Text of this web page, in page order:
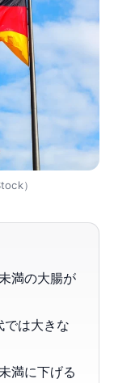
）
満の大腸が
は大きな
満に下げる